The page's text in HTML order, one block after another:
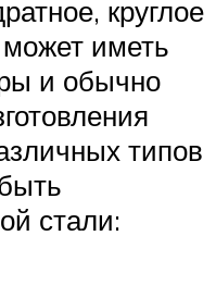
круглое
иметь
и обычно
типов
стали: